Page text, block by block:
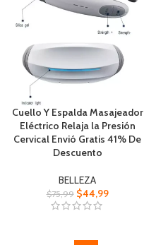
Cuello Y Espalda Masajeador
Eléctrico Relaja la Presión
Cervical Envió Gratis 41% De
Descuento
BELLEZA
$75,99 $44,99